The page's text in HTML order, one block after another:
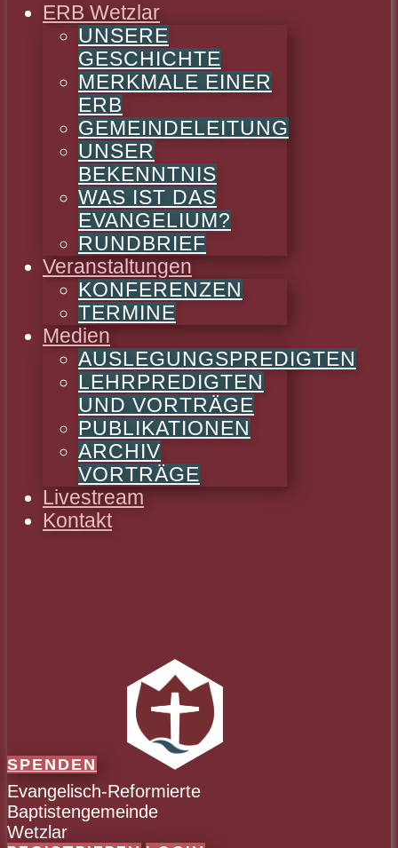
ERB Wetzlar
UNSERE
GESCHICHTE
MERKMALE EINER
ERB
GEMEINDELEITUNG
UNSER
BEKENNTNIS
WAS IST DAS
EVANGELIUM?
RUNDBRIEF
Veranstaltungen
KONFERENZEN
TERMINE
Medien
AUSLEGUNGSPREDIGTEN
LEHRPREDIGTEN
UND VORTRÄGE
PUBLIKATIONEN
ARCHIV
VORTRÄGE
Livestream
Kontakt
SPENDEN
Evangelisch-Reformierte
Baptistengemeinde
Wetzlar